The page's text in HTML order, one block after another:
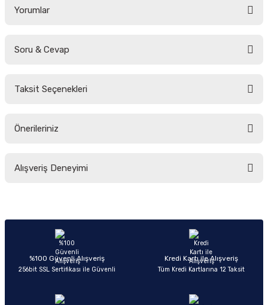
Yorumlar
Soru & Cevap
Taksit Seçenekleri
Önerileriniz
yetersiz gördüğünüz noktaları öneri formunu kullanarak tarafımıza
Ürün açıklamasında eksik bilgiler bulunuyor.
Ürün bilgilerinde hatalar bulunuyor.
Ürün fiyatı diğer sitelerden daha pahalı.
Alışveriş Deneyimi
Sitemize ilk yorumu siz yapın!
%100 Güvenli Alışveriş
256bit SSL Sertifikası ile Güvenli
Kredi Kartı ile Alışveriş
Tüm Kredi Kartlarına 12 Taksit